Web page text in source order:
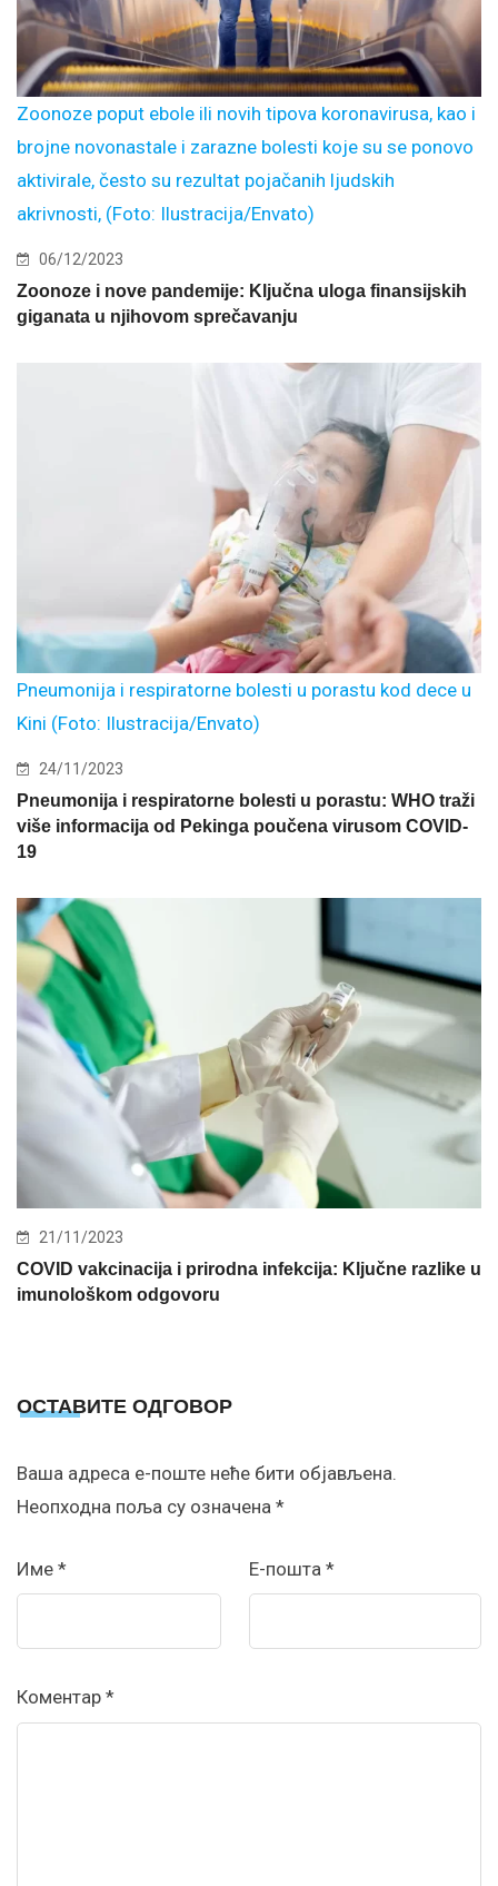
Zoonoze poput ebole ili novih tipova koronavirusa, kao i
brojne novonastale i zarazne bolesti koje su se ponovo
aktivirale, često su rezultat pojačanih ljudskih
akrivnosti, (Foto: Ilustracija/Envato)
06/12/2023
Zoonoze i nove pandemije: Ključna uloga finansijskih
giganata u njihovom sprečavanju
Pneumonija i respiratorne bolesti u porastu kod dece u
Kini (Foto: Ilustracija/Envato)
24/11/2023
Pneumonija i respiratorne bolesti u porastu: WHO traži
više informacija od Pekinga poučena virusom COVID-
19
21/11/2023
COVID vakcinacija i prirodna infekcija: Ključne razlike u
imunološkom odgovoru
ОСТАВИТЕ ОДГОВОР
Ваша адреса е-поште неће бити објављена.
Неопходна поља су означена *
Име * Е-пошта *
Коментар *